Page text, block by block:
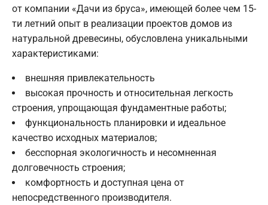
от компании «Дачи из бруса», имеющей более чем 15-
ти летний опыт в реализации проектов домов из
натуральной древесины, обусловлена уникальными
характеристиками:
внешняя привлекательность
высокая прочность и относительная легкость
строения, упрощающая фундаментные работы;
функциональность планировки и идеальное
качество исходных материалов;
бесспорная экологичность и несомненная
долговечность строения;
комфортность и доступная цена от
непосредственного производителя.